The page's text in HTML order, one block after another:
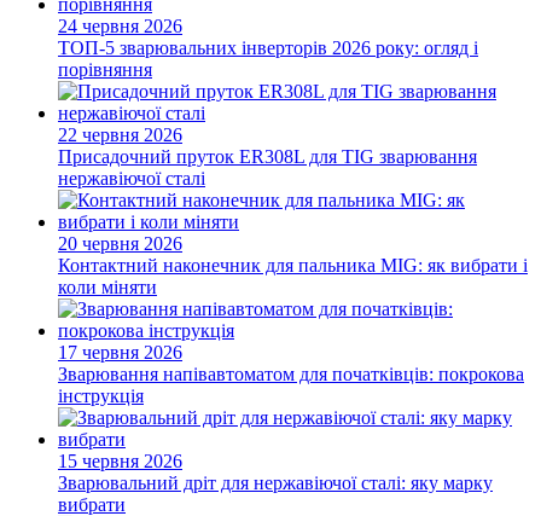
24 червня 2026
ТОП-5 зварювальних інверторів 2026 року: огляд і
порівняння
22 червня 2026
Присадочний пруток ER308L для TIG зварювання
нержавіючої сталі
20 червня 2026
Контактний наконечник для пальника MIG: як вибрати і
коли міняти
17 червня 2026
Зварювання напівавтоматом для початківців: покрокова
інструкція
15 червня 2026
Зварювальний дріт для нержавіючої сталі: яку марку
вибрати